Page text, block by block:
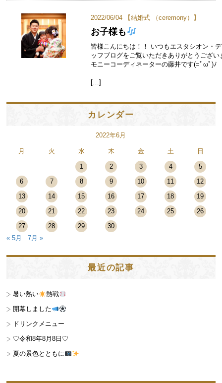
2022/06/04 【結婚式 （ceremony） 】
お子様も
皆様こんにちは！！ いつもエスタシオン・
ッフブログをご覧いただきありがとうござい
モニーコーディネーターの藤井です(=ﾟωﾟ)ﾉ
[…]
カレンダー
2022年6月
月 火 水 木 金 土 日
1 2 3 4
5
6
7 8 9 10 11
12
13
14 15 16 17 18
19
20
21 22 23 24 25
26
27
28 29
30
« 5月
7月 »
最近の記事
暑い熱い
熱戦
開幕しました
ドリンクメニュー
♡令和8年8月8日♡
夏の景色とともに